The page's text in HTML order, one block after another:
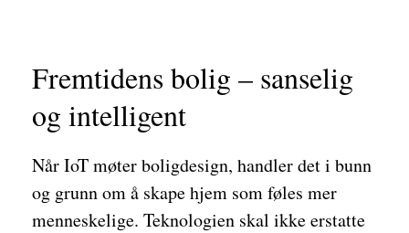
Fremtidens bolig – sanselig
og intelligent
Når IoT møter boligdesign, handler det i bunn
og grunn om å skape hjem som føles mer
menneskelige. Teknologien skal ikke erstatte